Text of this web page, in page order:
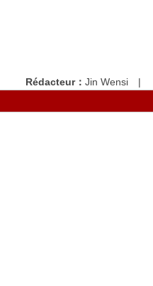
Rédacteur： Jin Wensi |